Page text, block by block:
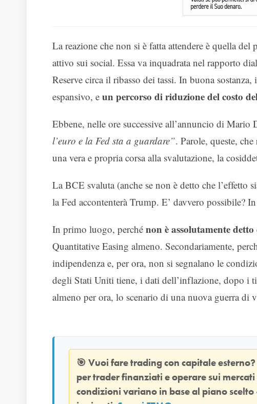
La reazione che non si è fatta attendere è quella
attivo sui social. Essa va inquadrata nel rapporto
Reserve circa il ribasso dei tassi. In buona
espansivo, e un percorso di riduzione del costo
Ebbene, nelle ore successive all’annuncio di
l’euro e la Fed sta a guardare”. Parole, queste,
una vera e propria corsa alla svalutazione, la
La BCE svaluta (anche se non è detto che l’effetto
la Fed accontenterà Trump. E’ davvero possibile?
In primo luogo, perché non è assolutamente
Quantitative Easing almeno. Secondariamente,
indipendenza e, per ora, non si segnalano le
degli Stati Uniti tiene, i dati dell’inflazione, dopo i
almeno per ora, lo scenario di una nuova guerra di
🎯 Vuoi fare trading con capitale esterno?
per trader finanziati e operare sui
condizioni variano in base al piano